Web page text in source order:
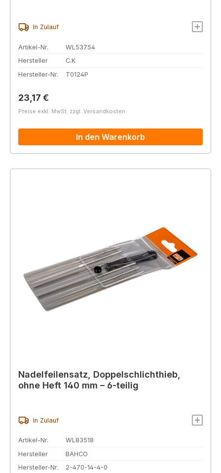
In Zulauf
Artikel-Nr.
WL53754
Hersteller
C.K
Hersteller-Nr.
T0124P
Regulärer Preis:
23,17 €
Preise exkl. MwSt. zzgl. Versandkosten
In den Warenkorb
Nadelfeilensatz, Doppelschlichthieb,
ohne Heft 140 mm – 6-teilig
In Zulauf
Artikel-Nr.
WL83518
Hersteller
BAHCO
Hersteller-Nr.
2-470-14-4-0